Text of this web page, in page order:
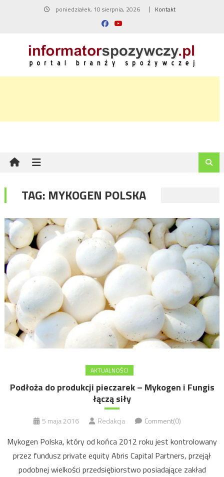
poniedziałek, 10 sierpnia, 2026 Kontakt
TAG: MYKOGEN POLSKA
AKTUALNOŚCI
Podłoża do produkcji pieczarek – Mykogen i Fungis
łączą siły
5 maja 2016 Redakcja Comment(0)
Mykogen Polska, który od końca 2012 roku jest kontrolowany
przez fundusz private equity Abris Capital Partners, przejął
podobnej wielkości przedsiębiorstwo posiadające zakład